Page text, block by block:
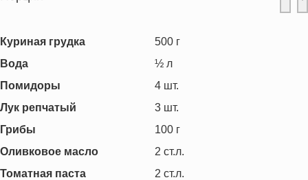
Куриная грудка 500 г
Вода
½ л
Помидоры
4 шт.
Лук репчатый
3 шт.
Грибы
100 г
Оливковое масло
2 ст.л.
Томатная паста
2 ст.л.